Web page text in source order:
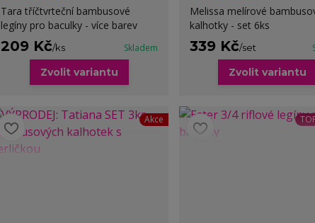
Tara tříčtvrteční bambusové
legíny pro baculky - více barev
209 Kč/ks Skladem
Zvolit variantu
Melissa melírové
kalhotky - set 6ks
339 Kč/set
Zvolit variantu
Akce